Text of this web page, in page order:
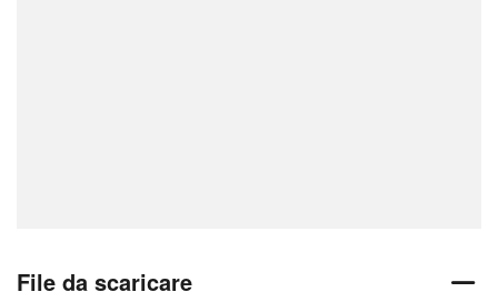
File da scaricare